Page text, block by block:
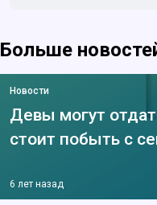
Больше
Новости
Девы могут
стоит побыть с
6 лет назад